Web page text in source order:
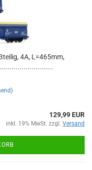
4A, L=465mm,
129,99 EUR
inkl. 19% MwSt. zzgl. Versand